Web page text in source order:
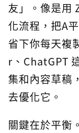
友」。像是用
化流程，把A
省下你每天複
r、ChatGPT
集和內容草稿
去優化它。
關鍵在於平衡